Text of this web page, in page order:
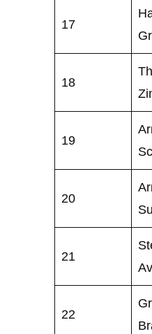
17
18
19
20
21
22